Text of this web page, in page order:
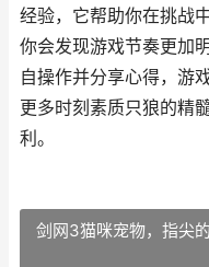
经验，它帮助你在挑战
你会发现游戏节奏更加
自操作并分享心得，游
更多时刻素质只狼的精
利。
剑网3猫咪宠物，指尖